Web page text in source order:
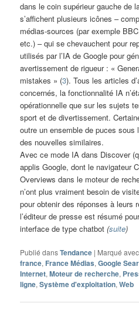
dans le coin supérieur gauche de
s’affichent plusieurs icônes –
médias-sources (par exemple
etc.) – qui se chevauchent pour
utilisés par l’IA de Google pour
avertissement de rigueur : «
mistakes » (3). Tous les articles
concernés, la fonctionnalité IA
opérationnelle que sur les sujets
sport et de divertissement.
outre un ensemble de puces sous
des nouvelles similaires.
Avec ce mode IA dans Discover
applis Google, dont le navigateur
Overviews dans le moteur de
n’ont plus vraiment besoin de
pour obtenir des réponses à leurs
l’éditeur de presse est résumé
interface de type chatbot(suite)
Publié dansTendance | Marqué avec
france, France Médias,Google
Internet,Moteur de recherche,
ligne,Système d'exploitation,Web